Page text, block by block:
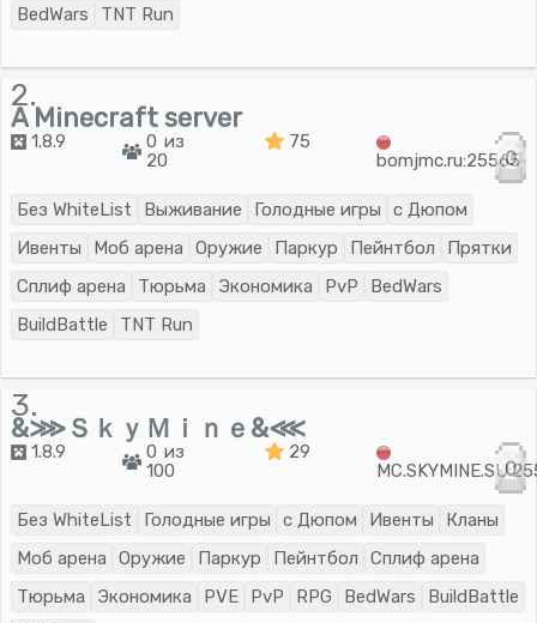
BedWars
TNT Run
2.
A Minecraft server
1.8.9
0 из
20
75
bomjmc.ru:25565
0
Без WhiteList Выживание Голодные игры
с Дюпом
Ивенты
Моб арена Оружие Паркур Пейнтбол
Прятки
Сплиф арена
Тюрьма Экономика PvP
BedWars
BuildBattle
TNT Run
3.
&⋙ＳｋｙＭｉｎｅ&⋘
1.8.9
0 из
100
29
0
Без WhiteList Голодные игры с Дюпом Ивенты
Кланы
Моб арена
Оружие Паркур Пейнтбол
Сплиф арена
Тюрьма
Экономика PVE PvP RPG BedWars
BuildBattle